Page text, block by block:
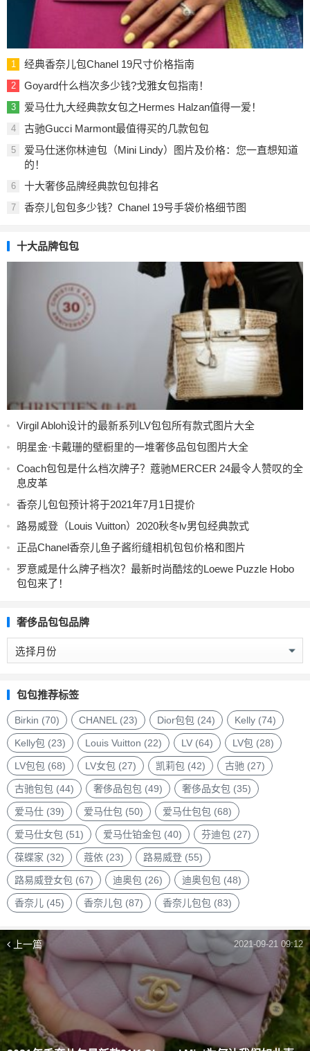
1 经典香奈儿包Chanel 19尺寸价格指南
2 Goyard什么档次多少钱?戈雅女包指南！
3 爱马仕九大经典款女包之Hermes Halzan值得一爱！
4 古驰Gucci Marmont最值得买的几款包包
5
爱马仕迷你林迪包（Mini Lindy）图片及价格：您一直想知道
的！
6 十大奢侈品牌经典款包包排名
7 香奈儿包包多少钱？Chanel 19号手袋价格细节图
十大品牌包包
Virgil Abloh设计的最新系列LV包包所有款式图片大全
明星金·卡戴珊的壁橱里的一堆奢侈品包包图片大全
Coach包包是什么档次牌子？蔻驰MERCER 24最令人赞叹的全
息皮革
香奈儿包包预计将于2021年7月1日提价
路易威登（Louis Vuitton）2020秋冬lv男包经典款式
正品Chanel香奈儿鱼子酱绗缝相机包包价格和图片
罗意威是什么牌子档次？最新时尚酷炫的Loewe Puzzle Hobo
包包来了！
奢侈品包包品牌
奢
侈
包
包
品
牌
包包推荐标签
Birkin (70) CHANEL (23) Dior包包 (24) Kelly (74)
Kelly包 (23) Louis Vuitton (22) LV (64) LV包 (28)
LV包包 (68) LV女包 (27) 凯莉包 (42) 古驰 (27)
古驰包包 (44) 奢侈品包包 (49) 奢侈品女包 (35)
爱马仕 (39) 爱马仕包 (50) 爱马仕包包 (68)
爱马仕女包 (51) 爱马仕铂金包 (40) 芬迪包 (27)
葆蝶家 (32) 蔻依 (23) 路易威登 (55)
路易威登女包 (67) 迪奥包 (26) 迪奥包包 (48)
香奈儿 (45) 香奈儿包 (87) 香奈儿包包 (83)
上一篇 2021-09-21 09:12